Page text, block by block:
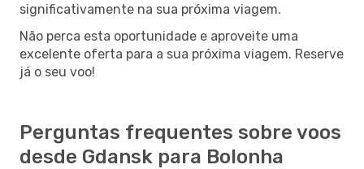
significativamente na sua próxima viagem.
Não perca esta oportunidade e aproveite uma
excelente oferta para a sua próxima viagem. Reserve
já o seu voo!
Perguntas frequentes sobre voos
desde Gdansk para Bolonha